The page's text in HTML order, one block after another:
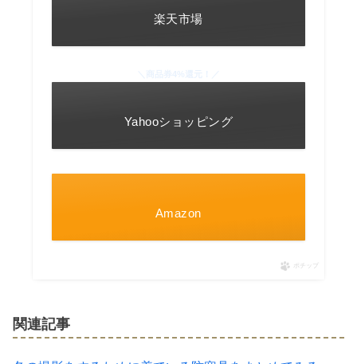
Amazon
楽天市場
Yahooショッピング
ポチップ
関連記事